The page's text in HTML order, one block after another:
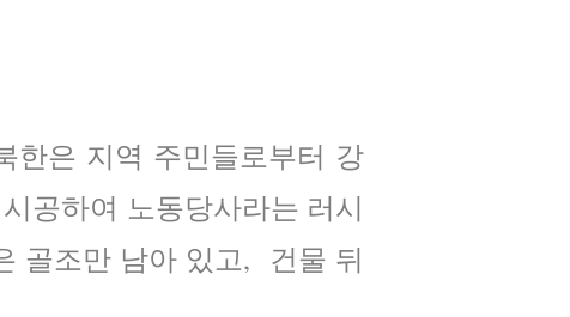
한은 지역 주민들로부터 강
공하여 노동당사라는 러시
골조만 남아 있고, 건물 뒤